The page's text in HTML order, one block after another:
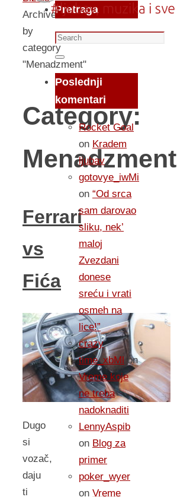
Archive
by
category
"Menadzment"
Category:
Menadzment
Ferrari
vs
Fića
Dugo
si
vozač,
daju
ti
Pretraga
Search
for:
Search
Poslednji
komentari
Rocket Goal
on Kradem
ljubav
gotovye_iwMi
on “Od srca
sam darovao
sliku, nek’
maloj
Zvezdani
donese
sreću i vrati
osmeh na
lice!”
crazy
time_xbMl on
Vreme koje
ne treba
nadoknaditi
LennyAspib
on Blog za
primer
poker_wyer
on Vreme